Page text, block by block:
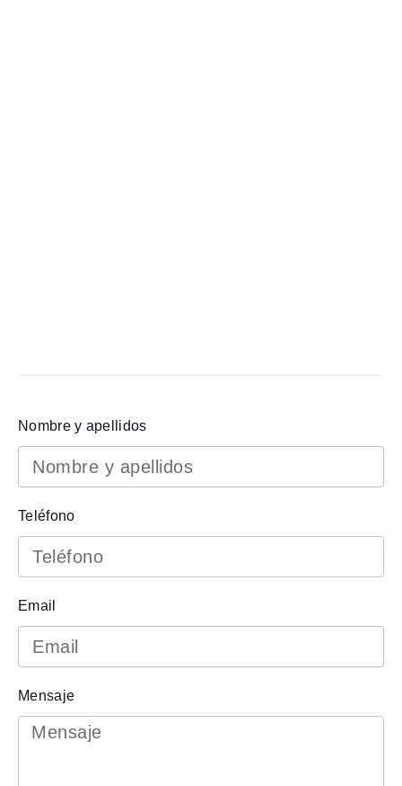
Nombre y apellidos
Teléfono
Email
Mensaje